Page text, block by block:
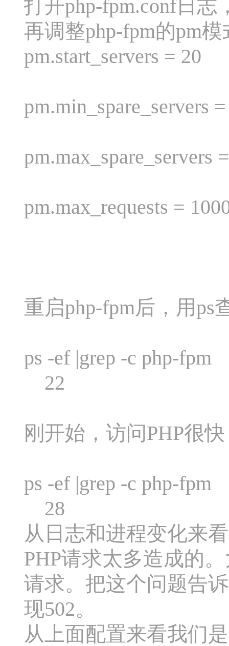
打开php-fpm.conf日志
再调整php-fpm的pm
pm.start_servers = 20
pm.min_spare_servers
pm.max_spare_servers
pm.max_requests =
重启php-fpm后，用ps
ps -ef |grep -c php-fpm
22
刚开始，访问PHP很
ps -ef |grep -c php-fpm
28
从日志和进程变化来
PHP请求太多造成的
请求。把这个问题告
现502。
从上面配置来看我们